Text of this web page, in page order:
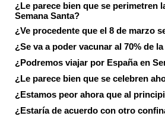
¿Le parece bien que se perimetren
Semana Santa?
¿Ve procedente que el 8 de marzo
¿Se va a poder vacunar al 70% de
¿Podremos viajar por España en
¿Le parece bien que se celebren
¿Estamos peor ahora que al
¿Estaría de acuerdo con otro